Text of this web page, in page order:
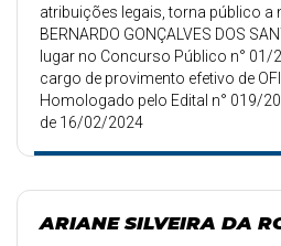
atribuições legais, torna público a
BERNARDO GONÇALVES DOS
lugar no Concurso Público n° 01/
cargo de provimento efetivo de
Homologado pelo Edital n° 019/
de 16/02/2024
ARIANE SILVEIRA DA